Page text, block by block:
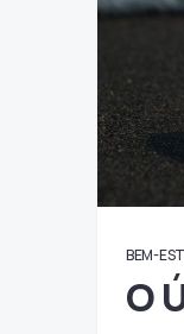
BEM-
O